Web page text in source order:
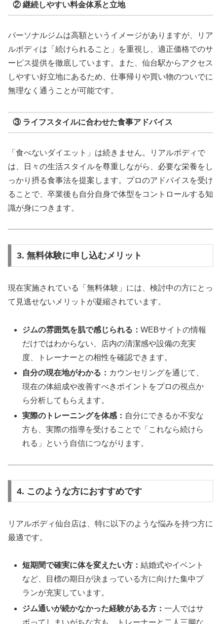
② 継続しやすい料金体系と立地
パーソナルジムは高額というイメージがありますが、リア
ルボディは「続けられること」を重視し、適正価格でのサ
ービス提供を徹底しています。また、仙台駅からアクセス
しやすい好立地にあるため、仕事帰りや買い物のついでに
無理なく通うことが可能です。
③ ライフスタイルに合わせた食事アドバイス
「食べないダイエット」は続きません。リアルボディで
は、日々の生活スタイルを尊重しながら、必要な栄養をし
っかり摂る食事法を提案します。プロのアドバイスを受け
ることで、卒業後も自分自身で体型をコントロールする知
識が身につきます。
3. 無料体験に申し込むメリット
現在実施されている「無料体験」には、検討中の方にとっ
て見逃せないメリットが凝縮されています。
ジムの雰囲気を肌で感じられる：WEBサイトの情報
だけではわからない、店内の清潔感や設備の充実
度、トレーナーとの相性を確認できます。
自分の現在地がわかる： カウンセリングを通じて、
現在の体組成や改善すべきポイントをプロの視点か
ら分析してもらえます。
実際のトレーニングを体感： 自分にできるか不安な
方も、実際の指導を受けることで「これなら続けら
れる」という自信につながります。
4. このような方におすすめです
リアルボディ仙台店は、特に以下のような悩みを持つ方に
最適です。
短期間で確実に体を変えたい方：結婚式やイベント
など、目標の期日が決まっている方に向けた集中プ
ランが充実しています。
ジム通いが続かなかった経験がある方：一人ではサ
ボってしまいがちな方も、トレーナーと二人三脚な